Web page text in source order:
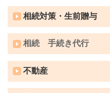
相続対策・生前贈与
相続 手続き代行
不動産